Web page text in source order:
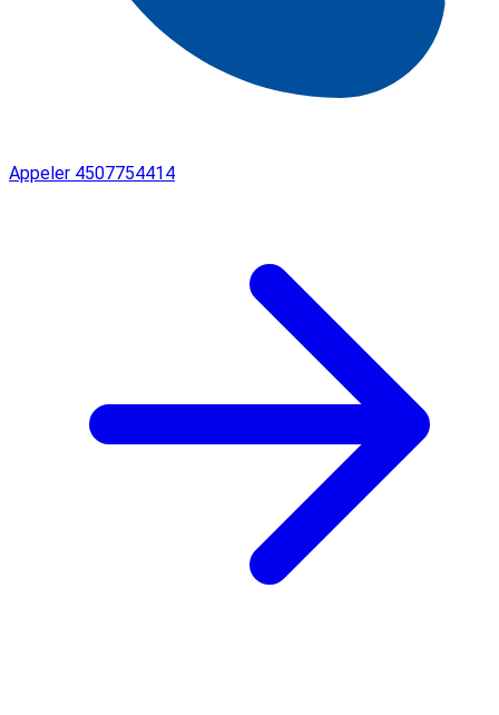
Appeler 4507754414